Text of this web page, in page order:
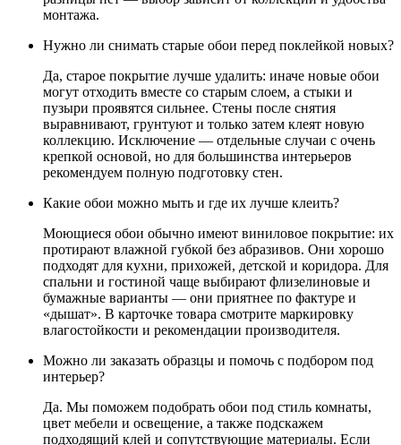
монтажа.
Нужно ли снимать старые обои перед поклейкой новых?
Да, старое покрытие лучше удалить: иначе новые обои
могут отходить вместе со старым слоем, а стыки и
пузыри проявятся сильнее. Стены после снятия
выравнивают, грунтуют и только затем клеят новую
коллекцию. Исключение — отдельные случаи с очень
крепкой основой, но для большинства интерьеров
рекомендуем полную подготовку стен.
Какие обои можно мыть и где их лучше клеить?
Моющиеся обои обычно имеют виниловое покрытие: их
протирают влажной губкой без абразивов. Они хорошо
подходят для кухни, прихожей, детской и коридора. Для
спальни и гостиной чаще выбирают флизелиновые и
бумажные варианты — они приятнее по фактуре и
«дышат». В карточке товара смотрите маркировку
влагостойкости и рекомендации производителя.
Можно ли заказать образцы и помочь с подбором под
интерьер?
Да. Мы поможем подобрать обои под стиль комнаты,
цвет мебели и освещение, а также подскажем
подходящий клей и сопутствующие материалы. Если